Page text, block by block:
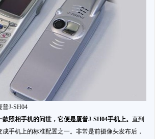
J-SH04
照相手机的问世，它便是厦普J-SH04手机上。 直到
手机上的标准配置之一。非常是前摄像头发布后，